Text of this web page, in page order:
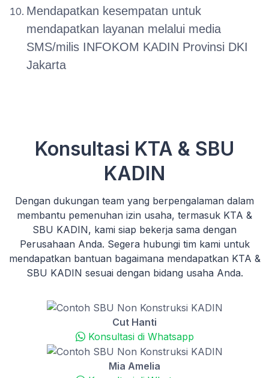
Mendapatkan kesempatan untuk
mendapatkan layanan melalui media
SMS/milis INFOKOM KADIN Provinsi DKI
Jakarta
Konsultasi KTA & SBU
KADIN
Dengan dukungan team yang berpengalaman dalam
membantu pemenuhan izin usaha, termasuk KTA &
SBU KADIN, kami siap bekerja sama dengan
Perusahaan Anda. Segera hubungi tim kami untuk
mendapatkan bantuan bagaimana mendapatkan KTA &
SBU KADIN sesuai dengan bidang usaha Anda.
Cut Hanti
Konsultasi di Whatsapp
Mia Amelia